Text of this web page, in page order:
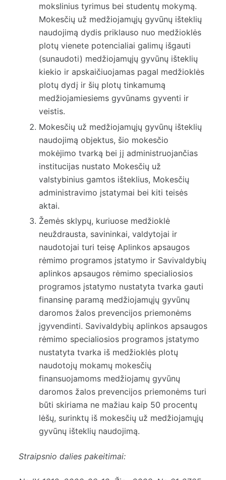
mokslinius tyrimus bei studentų mokymą.
Mokesčių už medžiojamųjų gyvūnų išteklių
naudojimą dydis priklauso nuo medžioklės
plotų vienete potencialiai galimų išgauti
(sunaudoti) medžiojamųjų gyvūnų išteklių
kiekio ir apskaičiuojamas pagal medžioklės
plotų dydį ir šių plotų tinkamumą
medžiojamiesiems gyvūnams gyventi ir
veistis.
Mokesčių už medžiojamųjų gyvūnų išteklių
naudojimą objektus, šio mokesčio
mokėjimo tvarką bei jį administruojančias
institucijas nustato Mokesčių už
valstybinius gamtos išteklius, Mokesčių
administravimo įstatymai bei kiti teisės
aktai.
Žemės sklypų, kuriuose medžioklė
neuždrausta, savininkai, valdytojai ir
naudotojai turi teisę Aplinkos apsaugos
rėmimo programos įstatymo ir Savivaldybių
aplinkos apsaugos rėmimo specialiosios
programos įstatymo nustatyta tvarka gauti
finansinę paramą medžiojamųjų gyvūnų
daromos žalos prevencijos priemonėms
įgyvendinti. Savivaldybių aplinkos apsaugos
rėmimo specialiosios programos įstatymo
nustatyta tvarka iš medžioklės plotų
naudotojų mokamų mokesčių
finansuojamoms medžiojamų gyvūnų
daromos žalos prevencijos priemonėms turi
būti skiriama ne mažiau kaip 50 procentų
lėšų, surinktų iš mokesčių už medžiojamųjų
gyvūnų išteklių naudojimą.
Straipsnio dalies pakeitimai: